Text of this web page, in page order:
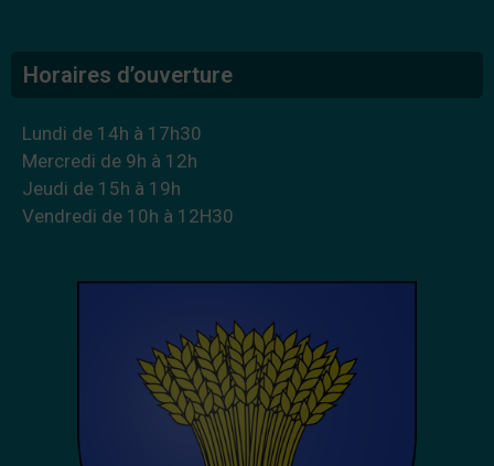
Horaires d’ouverture
Lundi de 14h à 17h30
Mercredi de 9h à 12h
Jeudi de 15h à 19h
Vendredi de 10h à 12H30